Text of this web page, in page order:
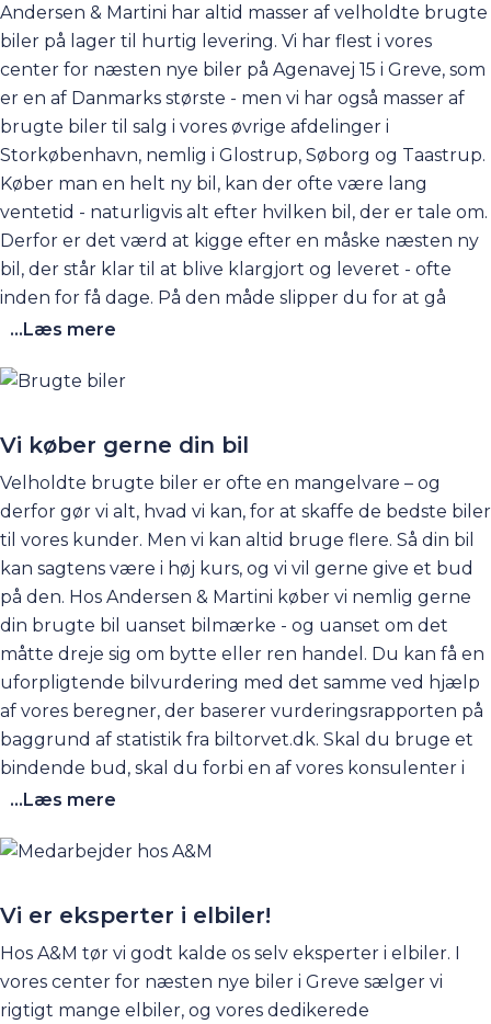
derfor er det vigtigt for os, at du oplever, at din nye bil
er i tip-top stand, når du henter den hos os i en af vores
Andersen & Martini har altid masser af velholdte brugte
biler på lager til hurtig levering. Vi har flest i vores
center for næsten nye biler på Agenavej 15 i Greve, som
er en af Danmarks største - men vi har også masser af
brugte biler til salg i vores øvrige afdelinger i
Storkøbenhavn, nemlig i Glostrup, Søborg og Taastrup.
Køber man en helt ny bil, kan der ofte være lang
ventetid - naturligvis alt efter hvilken bil, der er tale om.
Derfor er det værd at kigge efter en måske næsten ny
bil, der står klar til at blive klargjort og leveret - ofte
inden for få dage. På den måde slipper du for at gå
rundt og vente spændt på din nye bil i lang tid. Det kan
og ikke kan vente - fx fordi, din leasingaftale udløber -
og nu. Find brugte biler på lager her på siden, og kom
at den kan leveres hurtigt!
...Læs mere
Vi køber gerne din bil
Velholdte brugte biler er ofte en mangelvare – og
derfor gør vi alt, hvad vi kan, for at skaffe de bedste biler
til vores kunder. Men vi kan altid bruge flere. Så din bil
kan sagtens være i høj kurs, og vi vil gerne give et bud
på den. Hos Andersen & Martini køber vi nemlig gerne
din brugte bil uanset bilmærke - og uanset om det
måtte dreje sig om bytte eller ren handel. Du kan få en
uforpligtende bilvurdering med det samme ved hjælp
af vores beregner, der baserer vurderingsrapporten på
baggrund af statistik fra biltorvet.dk. Skal du bruge et
bindende bud, skal du forbi en af vores konsulenter i
Greve, så vedkommende kan gennemgå bilen.
sin bil - uanset, om du har i sinde at købe en ny bil hos os
...Læs mere
Vi er eksperter i elbiler!
Hos A&M tør vi godt kalde os selv eksperter i elbiler. I
vores center for næsten nye biler i Greve sælger vi
rigtigt mange elbiler, og vores dedikerede